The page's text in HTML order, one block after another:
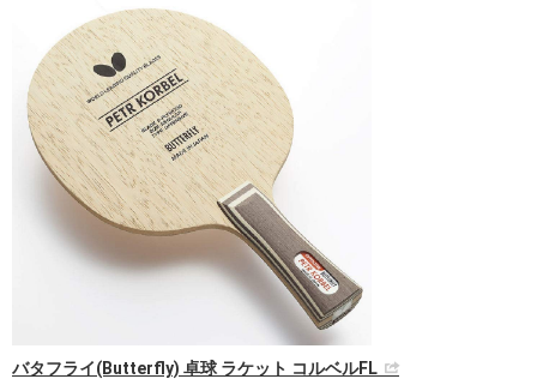
バタフライ(Butterfly) 卓球 ラケット コルベルFL